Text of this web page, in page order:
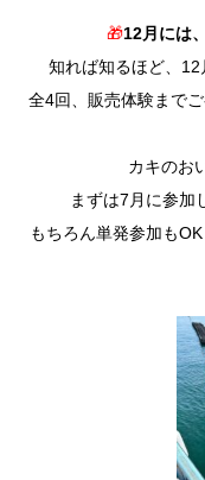
🎁12月には
知れば知るほど、12
全4回、販売体験まで
カキのお
まずは7月に参加
もちろん単発参加も